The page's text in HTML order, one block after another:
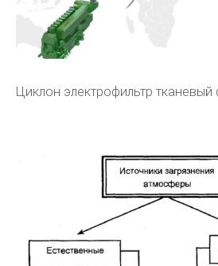
Циклон электрофильтр тканевый